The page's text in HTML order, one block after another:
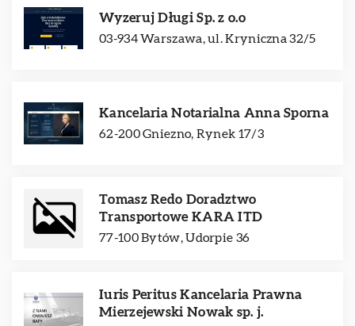
Wyzeruj Długi Sp. z o.o
03-934 Warszawa, ul. Kryniczna 32/5
Kancelaria Notarialna Anna Sporna
62-200 Gniezno, Rynek 17/3
Tomasz Redo Doradztwo
Transportowe KARA ITD
77-100 Bytów, Udorpie 36
Iuris Peritus Kancelaria Prawna
Mierzejewski Nowak sp. j.